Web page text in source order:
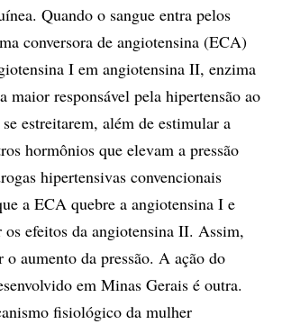
Quando o sangue entra pelos
conversora de angiotensina (ECA)
I em angiotensina II, enzima
maior responsável pela hipertensão ao
estreitarem, além de estimular a
hormônios que elevam a pressão
hipertensivas convencionais
a ECA quebre a angiotensina I e
os efeitos da angiotensina II. Assim,
aumento da pressão. A ação do
em Minas Gerais é outra.
fisiológico da mulher